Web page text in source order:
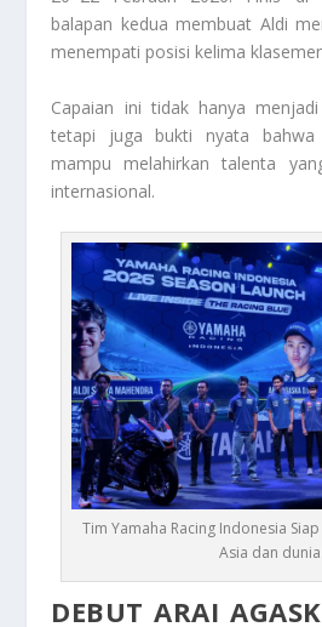
balapan kedua membuat Aldi
menempati posisi kelima
Capaian ini tidak hanya
tetapi juga bukti nyata bahwa
mampu melahirkan talenta
internasional.
Tim Yamaha Racing Indonesia
Asia dan dunia.
DEBUT ARAI